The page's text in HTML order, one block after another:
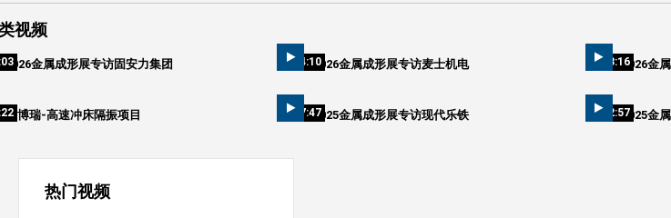
视频
2026金属成形展专访固安力集团 04:102026金属成形展专访麦士机电 03:162026金
爱博瑞-高速冲床隔振项目 07:472025金属成形展专访现代乐铁 02:572025金
热门视频